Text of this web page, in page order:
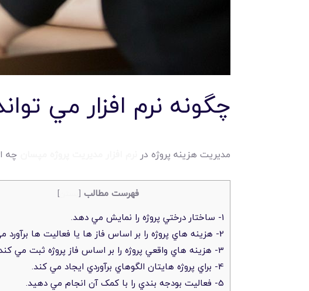
چگونه نرم افزار مي
مديريت هزينه پروژه در چه
فهرست مطالب [ بستن]
1- ساختار درختي پروژه را نمايش مي دهد.
2- هزينه هاي پروژه را بر اساس فاز ها يا فعاليت ها برآورد مي کنيد.
3- هزينه هاي واقعي پروژه را بر اساس فاز پروژه ثبت مي کند.
4- براي پروژه هايتان الگوهاي برآوردي ايجاد مي کند.
5- فعاليت بودجه بندي را با کمک آن انجام مي دهيد.